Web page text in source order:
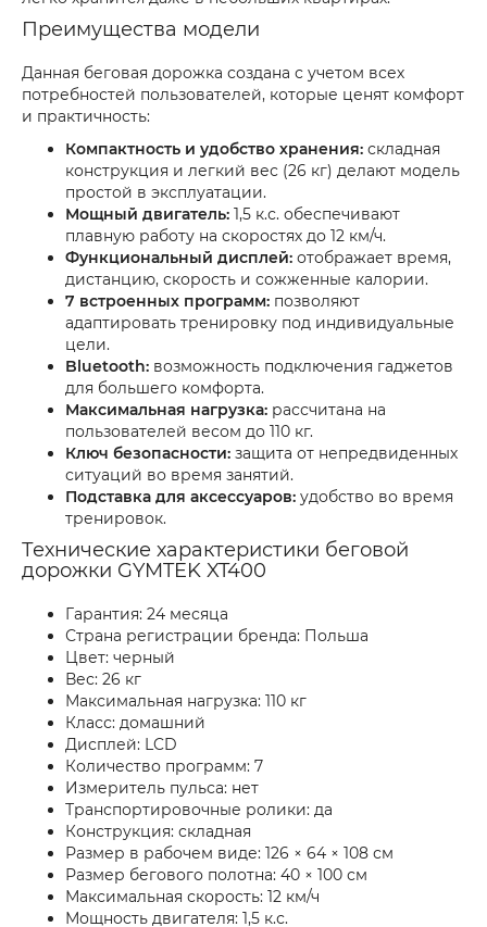
Преимущества модели
Данная беговая дорожка создана с учетом всех
потребностей пользователей, которые ценят комфорт
и практичность:
Компактность и удобство хранения: складная
конструкция и легкий вес (26 кг) делают модель
простой в эксплуатации.
Мощный двигатель: 1,5 к.с. обеспечивают
плавную работу на скоростях до 12 км/ч.
Функциональный дисплей: отображает время,
дистанцию, скорость и сожженные калории.
7 встроенных программ: позволяют
адаптировать тренировку под индивидуальные
цели.
Bluetooth: возможность подключения гаджетов
для большего комфорта.
Максимальная нагрузка: рассчитана на
пользователей весом до 110 кг.
Ключ безопасности: защита от непредвиденных
ситуаций во время занятий.
Подставка для аксессуаров: удобство во время
тренировок.
Технические характеристики беговой
дорожки GYMTEK XT400
Гарантия: 24 месяца
Страна регистрации бренда: Польша
Цвет: черный
Вес: 26 кг
Максимальная нагрузка: 110 кг
Класс: домашний
Дисплей: LCD
Количество программ: 7
Измеритель пульса: нет
Транспортировочные ролики: да
Конструкция: складная
Размер в рабочем виде: 126 × 64 × 108 см
Размер бегового полотна: 40 × 100 см
Максимальная скорость: 12 км/ч
Мощность двигателя: 1,5 к.с.